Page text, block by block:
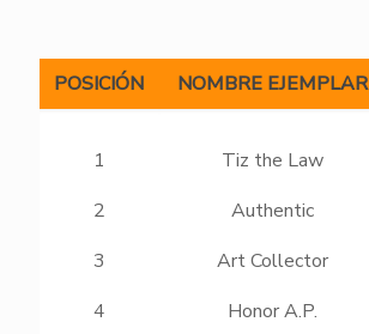
POSICIÓN NOMBRE EJEMPLAR
1 Tiz the Law
2
Authentic
3
Art Collector
4
Honor A.P.